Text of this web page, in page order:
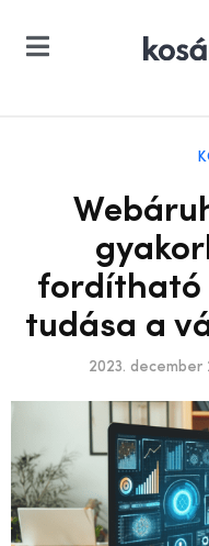
fordítható
tudása a
2023. december